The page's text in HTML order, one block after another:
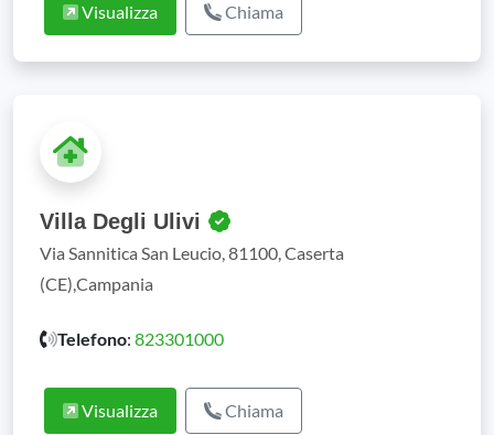
Visualizza Chiama
Villa Degli Ulivi
Via Sannitica San Leucio, 81100, Caserta
(CE),Campania
Telefono: 823301000
Visualizza Chiama